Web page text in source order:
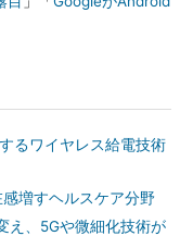
るワイヤレス給電技術
増すヘルスケア分野
え、5Gや微細化技術が